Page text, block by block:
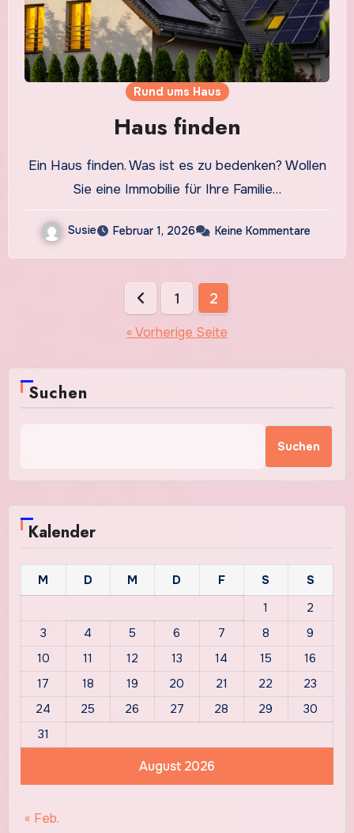
Rund ums Haus
Haus finden
Ein Haus finden. Was ist es zu bedenken? Wollen
Sie eine Immobilie für Ihre Familie…
Susie Februar 1, 2026 Keine Kommentare
Seitennummerierung
Beiträge
1 2
« Vorherige Seite
Suchen
Suchen
Kalender
August 2026
M D M D F S
S
1
2
3
4 5 6 7 8
9
10
11 12 13 14 15
16
17
18 19 20 21 22
23
24
25 26 27 28 29
30
31
« Feb.